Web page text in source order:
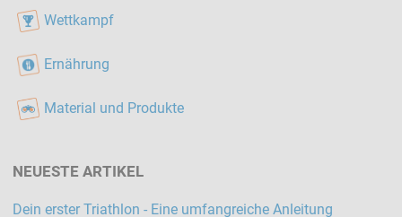
Wettkampf
Ernährung
Material und Produkte
NEUESTE ARTIKEL
Dein erster Triathlon - Eine umfangreiche Anleitung